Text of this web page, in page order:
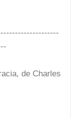
de Charles